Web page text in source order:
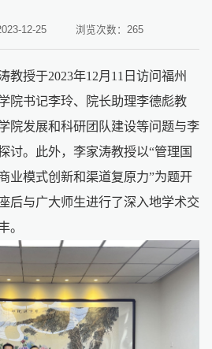
12-25 浏览次数：265
教授于2023年12月11日访问福州
院书记李玲、院长助理李德彪教
院发展和科研团队建设等问题与李
讨。此外，李家涛教授以“管理国
业模式创新和渠道复原力”为题开
后与广大师生进行了深入地学术交
。